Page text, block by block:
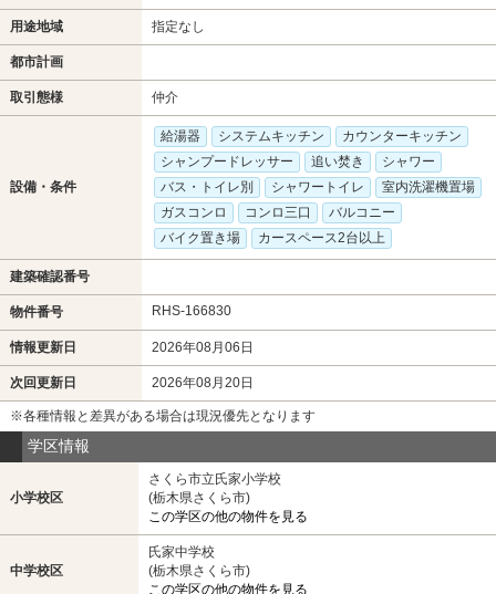
用途地域 指定なし
都市計画
取引態様 仲介
設備・条件
給湯器 システムキッチン
カウンターキッチン
シャンプードレッサー
追い焚き
シャワー
バス・トイレ別
シャワートイレ
室内洗濯機置場
ガスコンロ
コンロ三口
バルコニー
バイク置き場
カースペース2台以上
建築確認番号
物件番号 RHS-166830
情報更新日 2026年08月06日
次回更新日 2026年08月20日
※各種情報と差異がある場合は現況優先となります
学区情報
小学校区
さくら市立氏家小学校
(栃木県さくら市)
この学区の他の物件を見る
中学校区
氏家中学校
(栃木県さくら市)
この学区の他の物件を見る